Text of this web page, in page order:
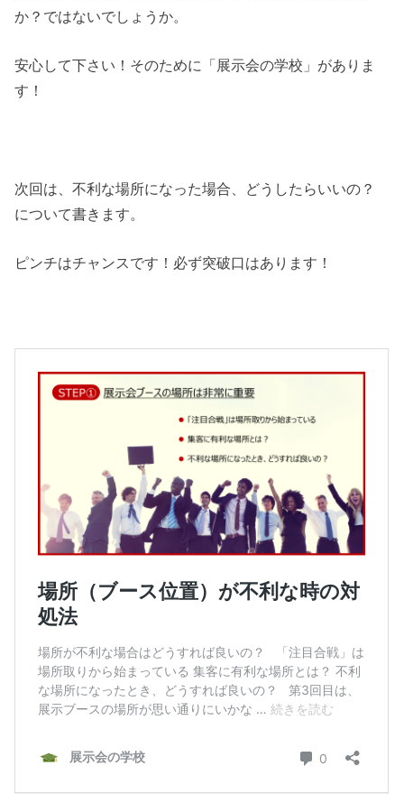
か？ではないでしょうか。
安心して下さい！そのために「展示会の学校」がありま
す！
次回は、不利な場所になった場合、どうしたらいいの？
について書きます。
ピンチはチャンスです！必ず突破口はあります！